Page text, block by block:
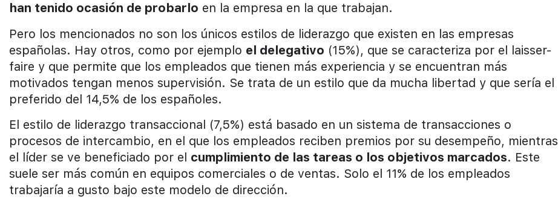
han tenido ocasión de probarlo en la empresa en la que trabajan.
Pero los mencionados no son los únicos estilos de liderazgo que existen en las empresas
españolas. Hay otros, como por ejemplo el delegativo (15%), que se caracteriza por el laisser-
faire y que permite que los empleados que tienen más experiencia y se encuentran más
motivados tengan menos supervisión. Se trata de un estilo que da mucha libertad y que sería el
preferido del 14,5% de los españoles.
El estilo de liderazgo transaccional (7,5%) está basado en un sistema de transacciones o
procesos de intercambio, en el que los empleados reciben premios por su desempeño, mientras
el líder se ve beneficiado por el cumplimiento de las tareas o los objetivos marcados. Este
suele ser más común en equipos comerciales o de ventas. Solo el 11% de los empleados
trabajaría a gusto bajo este modelo de dirección.